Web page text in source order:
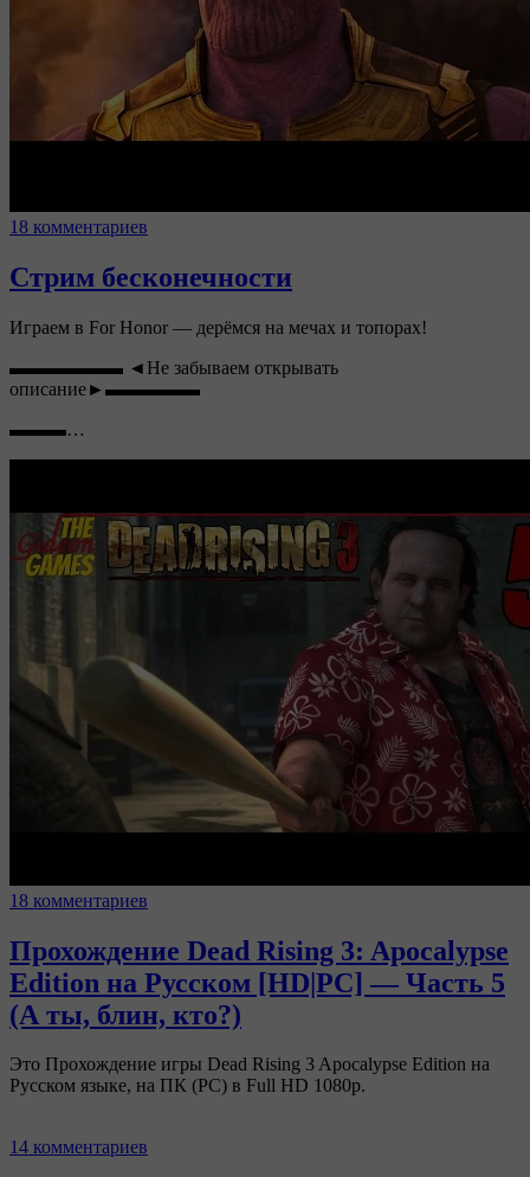
18 комментариев
Стрим бесконечности
Играем в For Honor — дерёмся на мечах и топорах!
▬▬▬▬▬▬ ◄Не забываем открывать
описание►▬▬▬▬▬
▬▬▬…
18 комментариев
Прохождение Dead Rising 3: Apocalypse
Edition на Русском [HD|PC] — Часть 5
(А ты, блин, кто?)
Это Прохождение игры Dead Rising 3 Apocalypse Edition на
Русском языке, на ПК (PC) в Full HD 1080p.
14 комментариев